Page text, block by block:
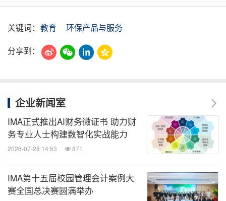
关键词： 教育
环保产品与服务
分享到：
企业新闻室
IMA正式推出AI财务微证书 助力财
务专业人士构建数智化实战能力
2026-07-28 14:53 871
IMA第十五届校园管理会计案例大
赛全国总决赛圆满举办